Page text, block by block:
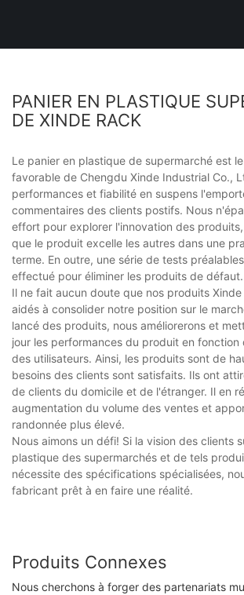
PANIER EN PLASTIQUE
DE XINDE RACK
Le panier en plastique de supermarché est
favorable de Chengdu Xinde Industrial Co.,
performances et fiabilité en suspens
commentaires des clients postifs. Nous
effort pour explorer l'innovation des
que le produit excelle les autres dans une
terme. En outre, une série de tests
effectué pour éliminer les produits de défaut.
Il ne fait aucun doute que nos produits
aidés à consolider notre position sur le
lancé des produits, nous améliorerons et
jour les performances du produit en fonction
des utilisateurs. Ainsi, les produits sont de
besoins des clients sont satisfaits. Ils ont
de clients du domicile et de l'étranger. Il en
augmentation du volume des ventes et
randonnée plus élevé.
Nous aimons un défi! Si la vision des clients
plastique des supermarchés et de tels
nécessite des spécifications spécialisées,
fabricant prêt à en faire une réalité.
Produits Connexes
Nous cherchons à forger des partenariats